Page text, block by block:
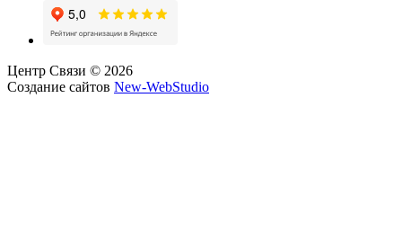
Центр Связи © 2026
Создание сайтов New-WebStudio